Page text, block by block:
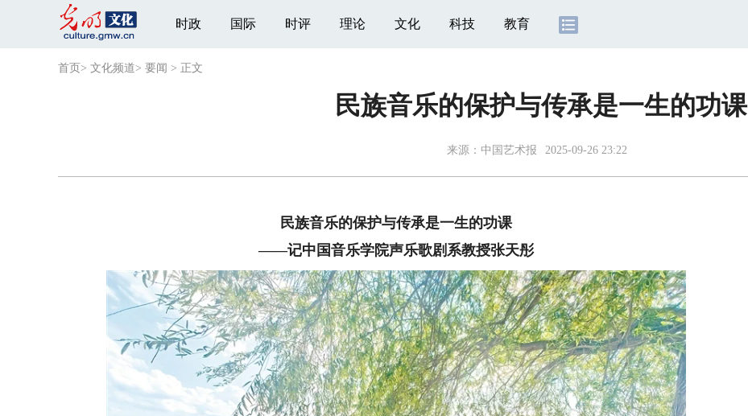
时政 国际 时评 理论 文化 科技 教育
首页 > 文化频道> 要闻 > 正文
民族音乐的保护与传承是一生的功课
来源： 中国艺术报 2025-09-26 23:22
民族音乐的保护与传承是一生的功课
——记中国音乐学院声乐歌剧系教授张天彤